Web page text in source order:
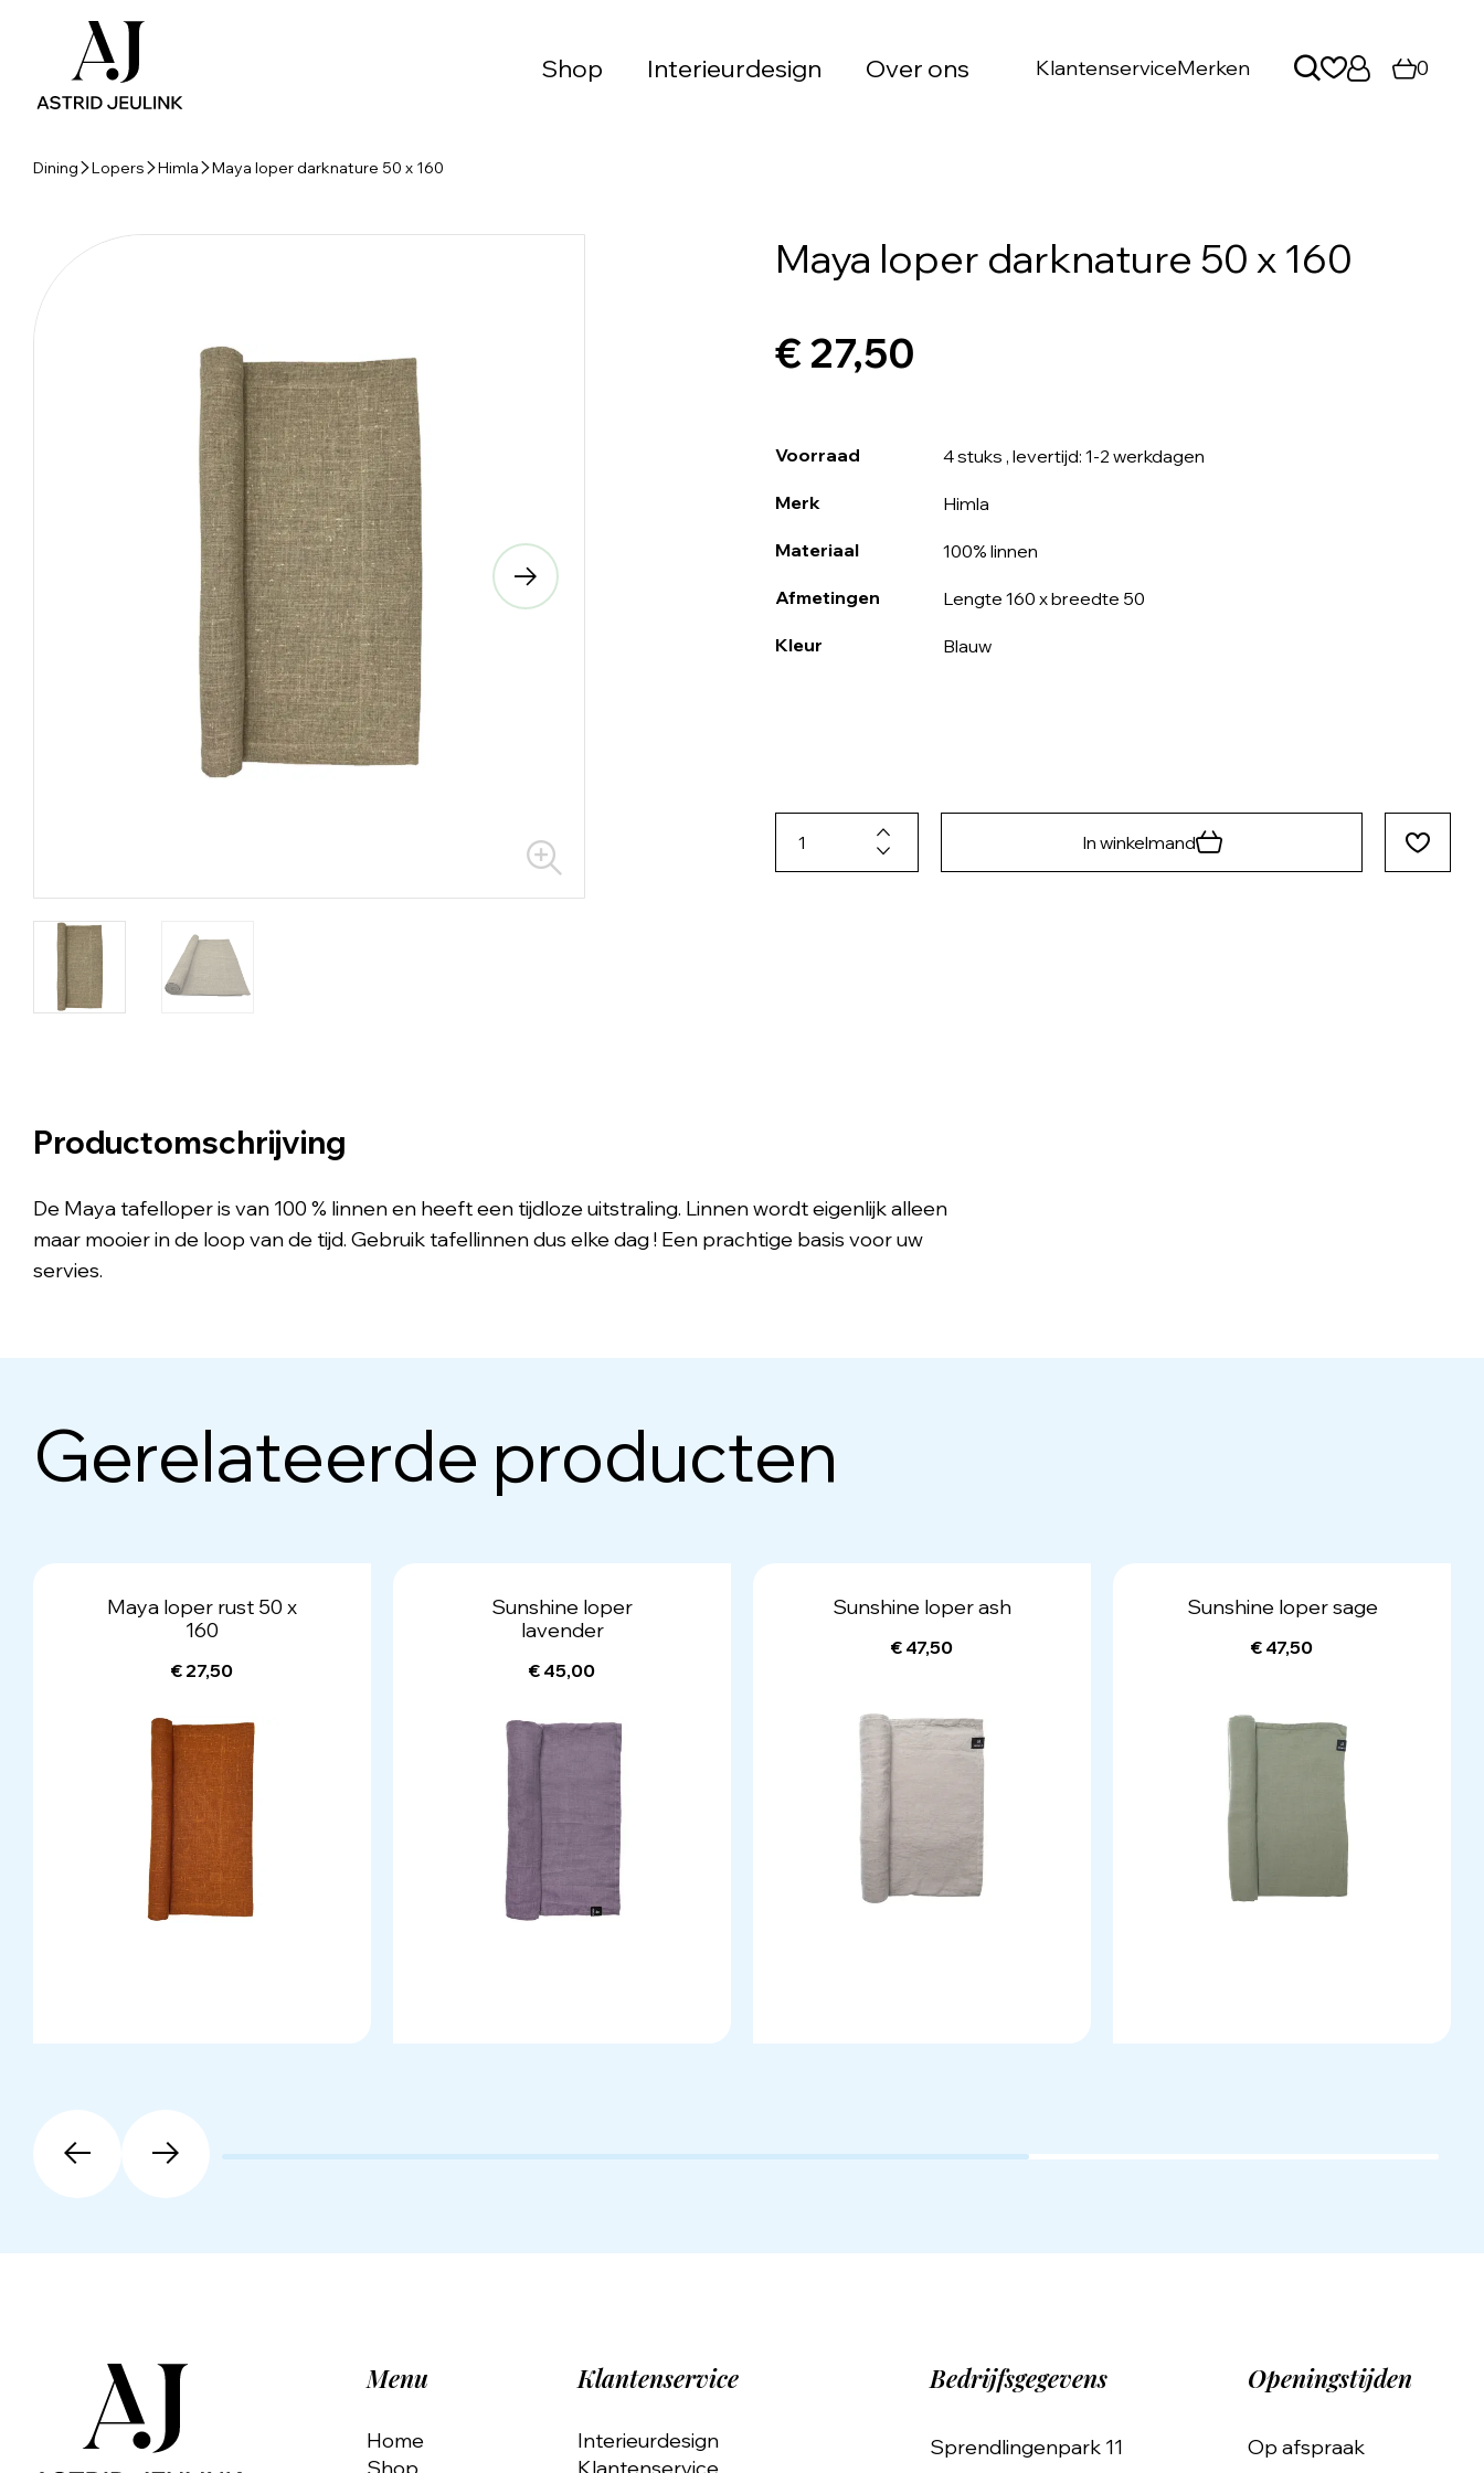
Shop Interieurdesign Over ons KlantenserviceMerken 0
Dining Lopers Himla Maya loper darknature 50 x 160
Maya loper darknature 50 x 160
€ 27,50
Voorraad 4 stuks , levertijd: 1-2 werkdagen
Merk Himla
Materiaal 100% linnen
Afmetingen Lengte 160 x breedte 50
Kleur Blauw
In winkelmand
Productomschrijving
De Maya tafelloper is van 100 % linnen en heeft een tijdloze uitstraling. Linnen wordt eigenlijk alleen
maar mooier in de loop van de tijd. Gebruik tafellinnen dus elke dag ! Een prachtige basis voor uw
servies.
Gerelateerde producten
Maya loper rust 50 x
160
€ 27,50
Sunshine loper
lavender
€ 45,00
Sunshine loper ash
€ 47,50
Sunshine loper sage
€ 47,50
Menu
Home
Klantenservice
Interieurdesign
Bedrijfsgegevens
Sprendlingenpark 11
Openingstijden
Op afspraak